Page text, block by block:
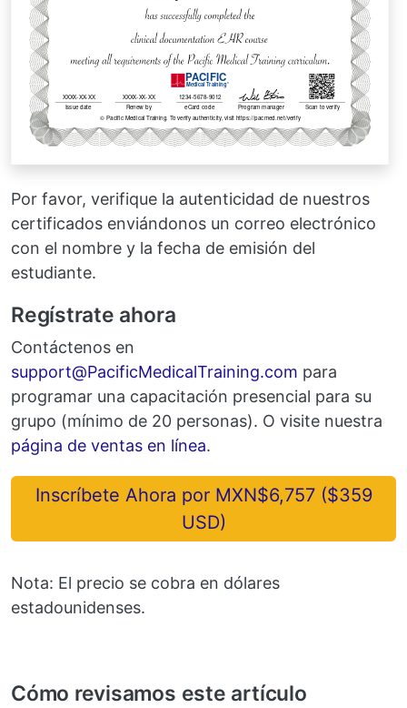
Por favor, verifique la autenticidad de nuestros
certificados enviándonos un correo electrónico
con el nombre y la fecha de emisión del
estudiante.
Regístrate ahora
Contáctenos en
support@PacificMedicalTraining.com Email
para
programar una capacitación presencial para su
grupo (mínimo de 20 personas). O visite nuestra
página de ventas en línea.
Inscríbete Ahora por MXN$6,757 ($359
USD)
Nota: El precio se cobra en dólares
estadounidenses.
Cómo revisamos este artículo